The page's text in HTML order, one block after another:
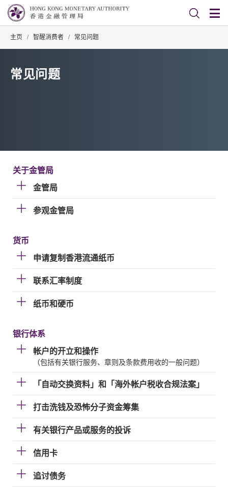
主页 / 智醒消费者 / 常见问题
常见问题
关于金管局
金管局
参观金管局
货币
申请复制香港流通纸币
联系汇率制度
纸币和硬币
银行体系
帐户的开立和操作
（包括有关银行服务、章则及条款费用收的一般问题）
「自动交换资料」和「海外帐户税收合规法案」
打击洗钱及恐怖分子资金筹集
有关银行产品或服务的投诉
信用卡
追讨债务